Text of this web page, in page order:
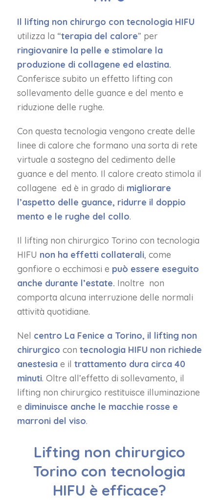
Il lifting non chirurgo con tecnologia HIFU
utilizza la “terapia del calore” per
ringiovanire la pelle e stimolare la
produzione di collagene ed elastina.
Conferisce subito un effetto lifting con
sollevamento delle guance e del mento e
riduzione delle rughe.
Con questa tecnologia vengono create delle
linee di calore che formano una sorta di rete
virtuale a sostegno del cedimento delle
guance e del mento. Il calore creato stimola il
collagene ed è in grado di migliorare
l’aspetto delle guance, ridurre il doppio
mento e le rughe del collo.
Il lifting non chirurgico Torino con tecnologia
HIFU non ha effetti collaterali, come
gonfiore o ecchimosi e può essere eseguito
anche durante l’estate. Inoltre non
comporta alcuna interruzione delle normali
attività quotidiane.
Nel centro La Fenice a Torino, il lifting non
chirurgico con tecnologia HIFU non richiede
anestesia e il trattamento dura circa 40
minuti. Oltre all’effetto di sollevamento, il
lifting non chirurgico restituisce illuminazione
e diminuisce anche le macchie rosse e
marroni del viso.
Lifting non chirurgico
Torino con tecnologia
HIFU è efficace?